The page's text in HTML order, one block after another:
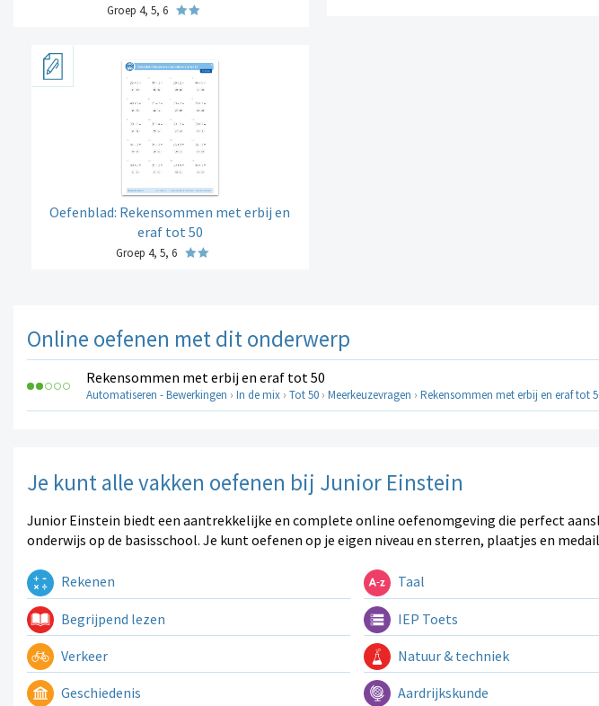
Groep 4, 5, 6
Oefenblad: Rekensommen met erbij en
eraf tot 50
Groep 4, 5, 6
Online oefenen met dit onderwerp
Rekensommen met erbij en eraf tot 50
Automatiseren - Bewerkingen › In de mix › Tot 50 › Meerkeuzevragen › Rekensommen met erbij en eraf tot
Je kunt alle vakken oefenen bij Junior Einstein
Junior Einstein biedt een aantrekkelijke en complete online oefenomgeving die perfect
onderwijs op de basisschool. Je kunt oefenen op je eigen niveau en sterren, plaatjes en
Rekenen Taal
Begrijpend lezen IEP Toets
Verkeer Natuur & techniek
Geschiedenis Aardrijkskunde